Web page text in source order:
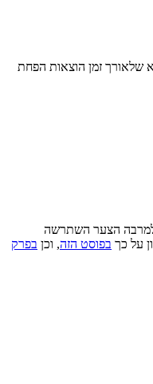
שלאורך זמן הוצאות הפחת
הצער השתרשה
על כך בפוסט הזה, וכן בפרק